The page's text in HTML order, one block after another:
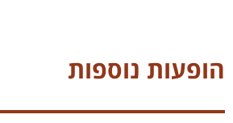
הופעות נוספות